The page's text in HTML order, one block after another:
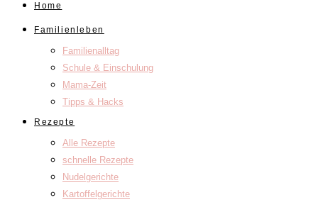
Home
Familienleben
Familienalltag
Schule & Einschulung
Mama-Zeit
Tipps & Hacks
Rezepte
Alle Rezepte
schnelle Rezepte
Nudelgerichte
Kartoffelgerichte